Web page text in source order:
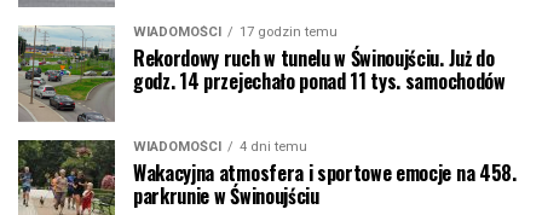
WIADOMOŚCI 17 godzin temu
Rekordowy ruch w tunelu w Świnoujściu. Już do
godz. 14 przejechało ponad 11 tys. samochodów
WIADOMOŚCI 4 dni temu
Wakacyjna atmosfera i sportowe emocje na 458.
parkrunie w Świnoujściu